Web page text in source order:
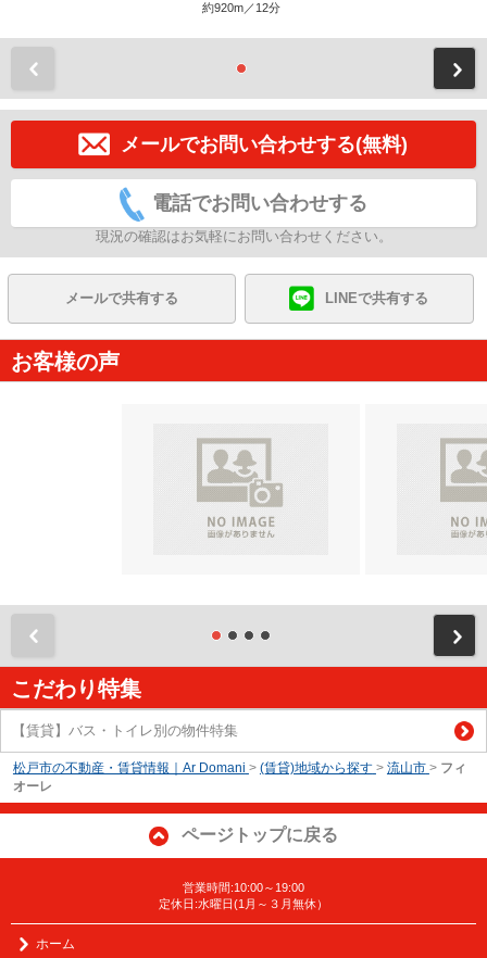
約920m／12分
メールでお問い合わせする(無料)
電話でお問い合わせする
現況の確認はお気軽にお問い合わせください。
メールで共有する LINEで共有する
お客様の声
こだわり特集
【賃貸】バス・トイレ別の物件特集
松戸市の不動産・賃貸情報｜Ar Domani > (賃貸)地域から探す > 流山市 > フィ
オーレ
ページトップに戻る
営業時間:10:00～19:00
定休日:水曜日(1月～３月無休）
ホーム